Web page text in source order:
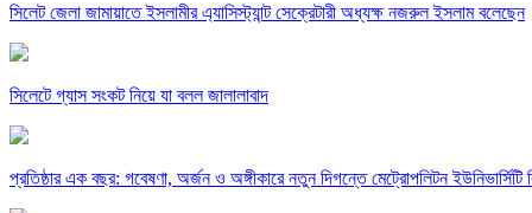
সিলেট জেলা জামায়াতে ইসলামীর এ্যাসিস্ট্যান্ট সেক্রেটারী অধ্যক্ষ নজরুল ইসলাম বলেছেন
সিলেটে গ্যাস সংকট নিয়ে যা বলল জালালাবাদ
প্রতিষ্ঠার এক বছর: গবেষণা, অর্জন ও অঙ্গীকারে নতুন দিগন্তে মেট্রোপলিটন ইউনিভার্সিটি